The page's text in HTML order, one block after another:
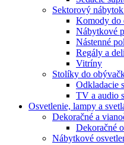
Sektorový
Komody do
Nábytkové
Nástenné
Regály a
Vitríny
Stolíky do
Odkladacie
TV a audio
Osvetlenie, lampy a
Dekoračné a
Dekoračné
Nábytkové